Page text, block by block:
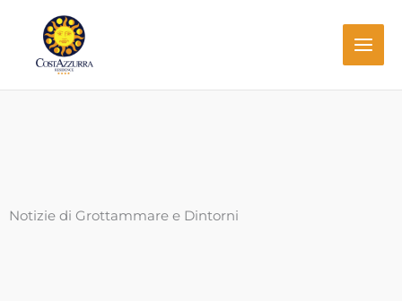
contenuto
Notizie di Grottammare e Dintorni